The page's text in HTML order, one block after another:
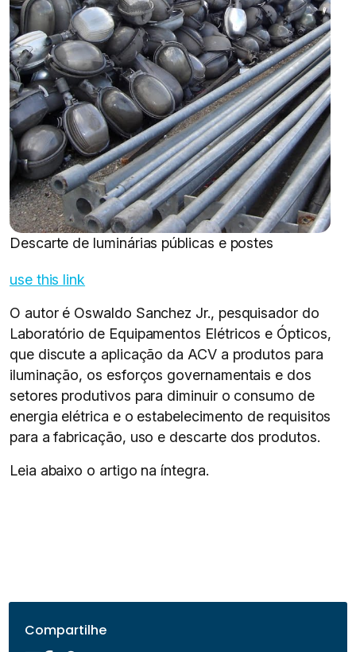
Descarte de luminárias públicas e postes
use this link
O autor é Oswaldo Sanchez Jr., pesquisador do
Laboratório de Equipamentos Elétricos e Ópticos,
que discute a aplicação da ACV a produtos para
iluminação, os esforços governamentais e dos
setores produtivos para diminuir o consumo de
energia elétrica e o estabelecimento de requisitos
para a fabricação, uso e descarte dos produtos.
Leia abaixo o artigo na íntegra.
Compartilhe